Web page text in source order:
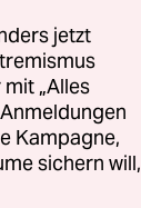
jetzt
„Alles
Kampagne,
sichern will,